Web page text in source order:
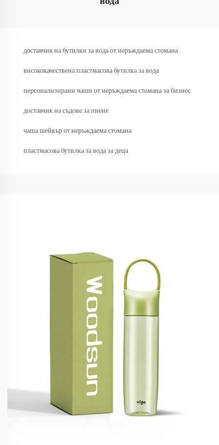
доставчик на бутилки за вода от неръждаема стомана
висококачествена пластмасова бутилка за вода
персонализирани чаши от неръждаема стомана за бизнес
доставчик на съдове за пиене
чаша шейкър от неръждаема стомана
пластмасова бутилка за вода за деца